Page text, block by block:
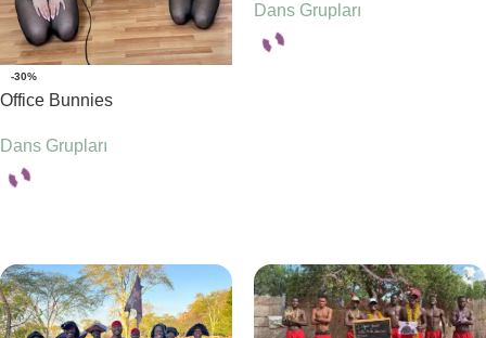
-30%
Office Bunnies
Dans Grupları
Dans Grupları